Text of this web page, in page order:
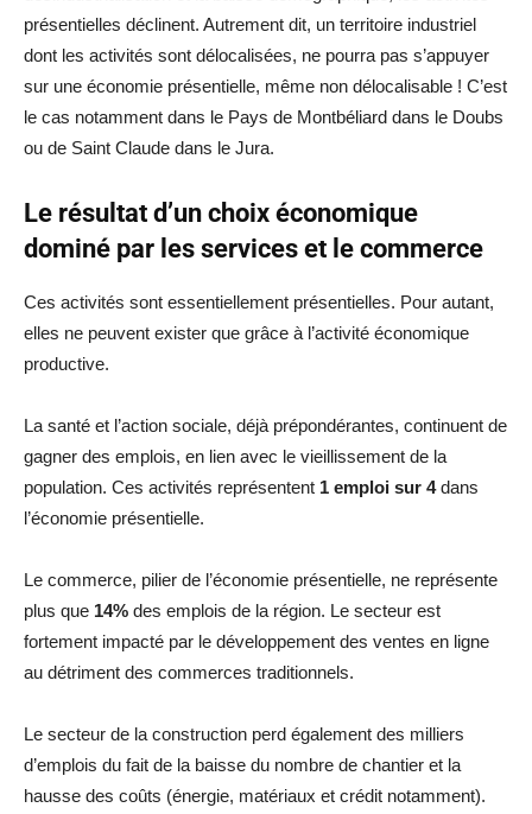
présentielles déclinent. Autrement dit, un territoire industriel
dont les activités sont délocalisées, ne pourra pas s’appuyer
sur une économie présentielle, même non délocalisable ! C’est
le cas notamment dans le Pays de Montbéliard dans le Doubs
ou de Saint Claude dans le Jura.
Le résultat d’un choix économique
dominé par les services et le commerce
Ces activités sont essentiellement présentielles. Pour autant,
elles ne peuvent exister que grâce à l’activité économique
productive.
La santé et l’action sociale, déjà prépondérantes, continuent de
gagner des emplois, en lien avec le vieillissement de la
population. Ces activités représentent 1 emploi sur 4dans
l’économie présentielle.
Le commerce, pilier de l’économie présentielle, ne représente
plus que 14% des emplois de la région. Le secteur est
fortement impacté par le développement des ventes en ligne
au détriment des commerces traditionnels.
Le secteur de la construction perd également des milliers
d’emplois du fait de la baisse du nombre de chantier et la
hausse des coûts (énergie, matériaux et crédit notamment).